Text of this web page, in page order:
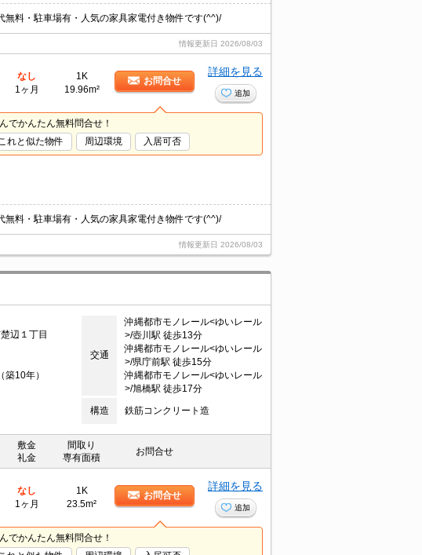
料・駐車場有・人気の家具家電付き物件です(^^)/
情報更新日 2026/08/03
なし
1ヶ月
1K
19.96m²
お問合せ
詳細を見る
追加
でかんたん無料問合せ！
これと似た物件 周辺環境 入居可否
料・駐車場有・人気の家具家電付き物件です(^^)/
情報更新日 2026/08/03
辺１丁目
交通
沖縄都市モノレール<ゆいレール
>/壺川駅 徒歩13分
沖縄都市モノレール<ゆいレール
>/県庁前駅 徒歩15分
沖縄都市モノレール<ゆいレール
>/旭橋駅 徒歩17分
築10年）
構造 鉄筋コンクリート造
敷金
礼金
間取り
専有面積
お問合せ
なし
1ヶ月
1K
23.5m²
お問合せ
詳細を見る
追加
でかんたん無料問合せ！